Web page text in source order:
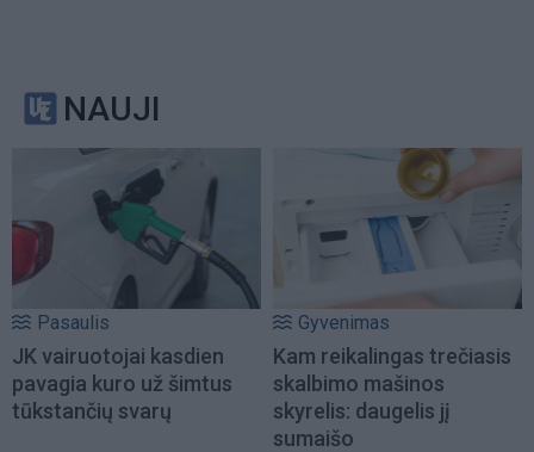
NAUJI
Pasaulis
JK vairuotojai kasdien
pavagia kuro už šimtus
tūkstančių svarų
Gyvenimas
Kam reikalingas trečiasis
skalbimo mašinos
skyrelis: daugelis jį
sumaišo